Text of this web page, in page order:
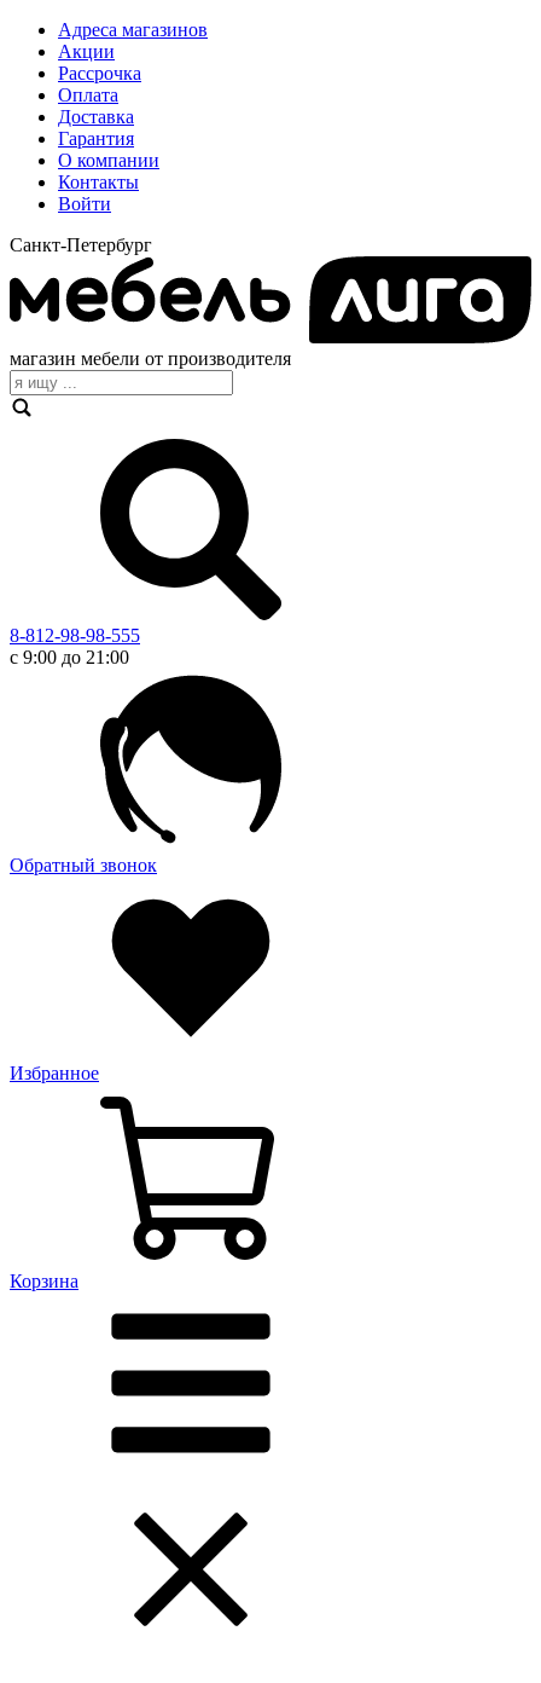
Адреса магазинов
Акции
Рассрочка
Оплата
Доставка
Гарантия
О компании
Контакты
Войти
Санкт-Петербург
магазин мебели от производителя
8-812-98-98-555
с 9:00 до 21:00
Обратный звонок
Избранное
Корзина